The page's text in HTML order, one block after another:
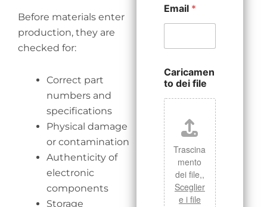
Before materials enter
production, they are
checked for:
Correct part
numbers and
specifications
Physical damage
or contamination
Authenticity of
electronic
components
Storage
Email *
Caricamen
to dei file
Trascina
mento
dei file,,
Sceglier
e i file